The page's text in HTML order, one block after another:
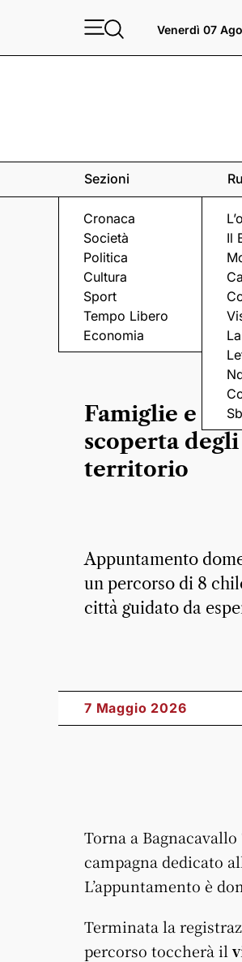
Venerdì 07
Sezioni
Cronaca
Società
Politica
Cultura
Sport
Tempo Libero
Economia
Il
BAGNACAVALLO
Famiglie e
scoperta
territorio
Appuntamento
un percorso di 8
città guidato da
7 Maggio 2026
Torna a
campagna dedicato
L’appuntamento è
Terminata la
percorso toccherà il